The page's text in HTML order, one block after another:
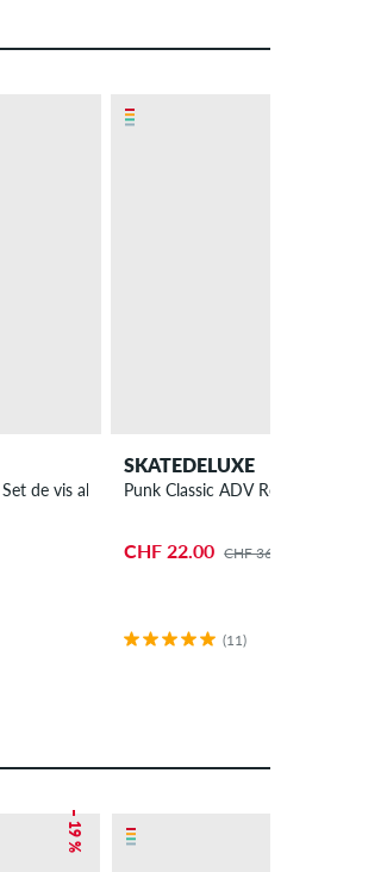
de vis allen
SKATEDELUXE
Punk Classic ADV Roues 54mm
CHF 22.00 CHF 36.00
(11)
– 19 %